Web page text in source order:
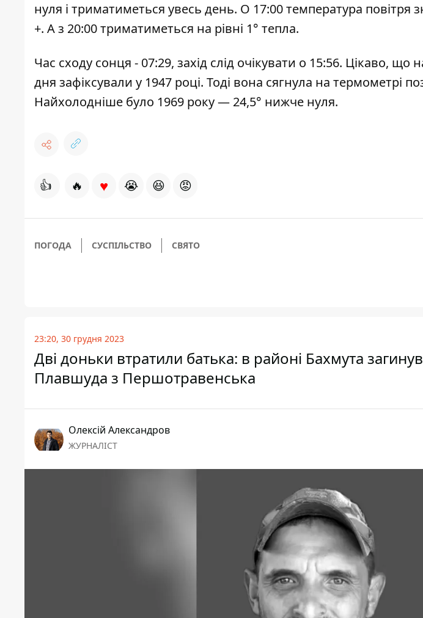
нуля і триматиметься увесь день. О 17:00 температура повітря
+. А з 20:00 триматиметься на рівні 1° тепла.
Час сходу сонця - 07:29, захід слід очікувати о 15:56. Цікаво,
дня зафіксували у 1947 році. Тоді вона сягнула на термометрі
Найхолодніше було 1969 року — 24,5° нижче нуля.
👍 🔥 ♥ 😭 😆 😡
ПОГОДА СУСПІЛЬСТВО СВЯТО
23:20, 30 грудня 2023
Дві доньки втратили батька: в районі Бахмута
Плавшуда з Першотравенська
Олексій Александров
ЖУРНАЛІСТ